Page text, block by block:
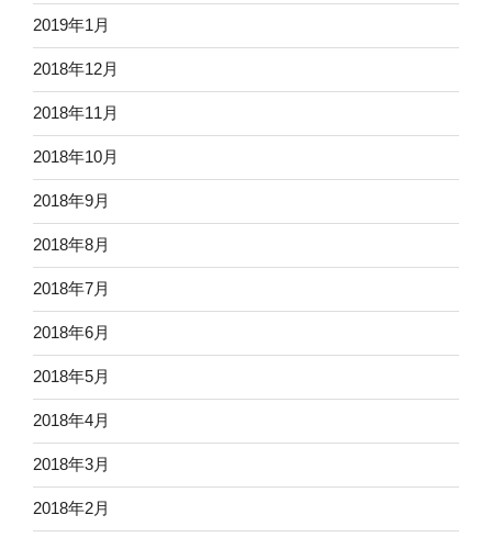
2019年1月
2018年12月
2018年11月
2018年10月
2018年9月
2018年8月
2018年7月
2018年6月
2018年5月
2018年4月
2018年3月
2018年2月